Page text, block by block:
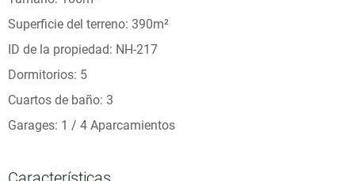
Superficie del terreno: 390m²
ID de la propiedad: NH-217
Dormitorios: 5
Cuartos de baño: 3
Garages: 1 / 4 Aparcamientos